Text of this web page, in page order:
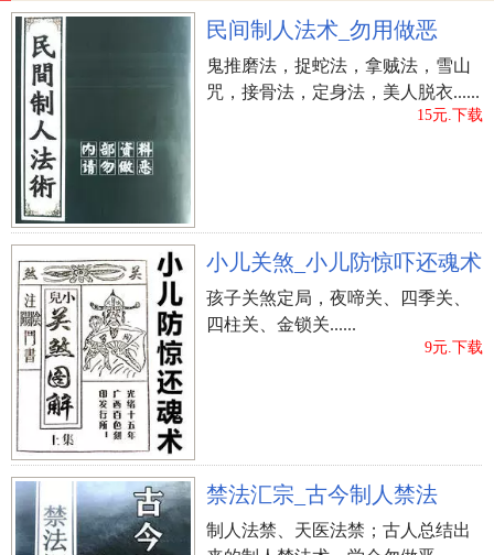
香港特区政府早前制订假期规章制度，要求农历八月
十五工作，第二天才群众放假了一天，而农历八月十
五逢年过节那一天，大家下班了回到家都八九点了，
又累又饿，无意赏月，要直到第二天放暑假了，情绪
释放压力，兴致盎然，才在晚上好好地赏月一番。
中国香港中秋节习俗：放天灯
此外也有放天灯的，天灯即孔明灯，是拿纸绑成大型
的灯，灯下燃烛，热流上腾，使灯飞舞半空中，让人
欢歌笑语追求。在从前的新界地域，大部分人全是务
农工作人员，八月十五远沒有到庆贺之时。在收种水
稻田以前的中秋佳节，新界地域的香港人多是燃放烟
花孔明灯来开展祈愿。
从二零一零年刚开始，因为充分考虑发生火灾事故及
危害飞机起飞的原因，香港特区政府刚开始号召群众
切忌随意燃放烟花天灯。假如由于燃放烟花天灯引起
火灾事故，或燃放烟花宽度超出两米的天灯，责任者
能够被案审。
中国香港中秋节习俗：煲蜡
民间制人法术_勿用做恶
鬼推磨法，捉蛇法，拿贼法，雪山
咒，接骨法，定身法，美人脱衣......
15元.下载
小儿关煞_小儿防惊吓还魂术
孩子关煞定局，夜啼关、四季关、
四柱关、金锁关......
9元.下载
禁法汇宗_古今制人禁法
制人法禁、天医法禁；古人总结出